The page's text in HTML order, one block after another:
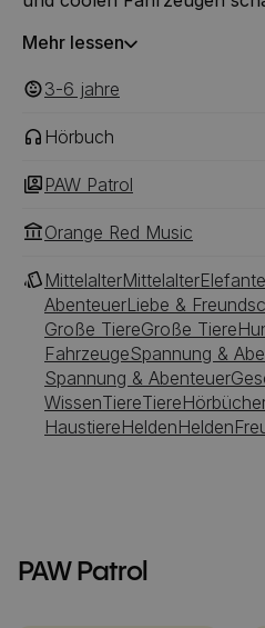
Affentempel gefangen,
Patrol gilt: Kein Einsatz zu
Mehr lessen
3-6 ‎‎ jahre
Hörbuch
PAW Patrol
Orange Red Music
MittelalterMittelalter
AbenteuerLiebe &
Große TiereGroße Tiere
FahrzeugeSpannung &
Spannung & Abenteuer
WissenTiereTiere
HaustiereHeldenHelden
PAW Patrol